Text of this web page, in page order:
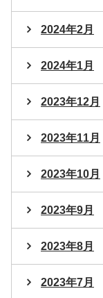
2024年2月
2024年1月
2023年12月
2023年11月
2023年10月
2023年9月
2023年8月
2023年7月